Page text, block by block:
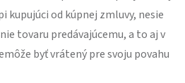
kupujúci od kúpnej zmluvy, nesie
tovaru predávajúcemu, a to aj v
byť vrátený pre svoju povahu